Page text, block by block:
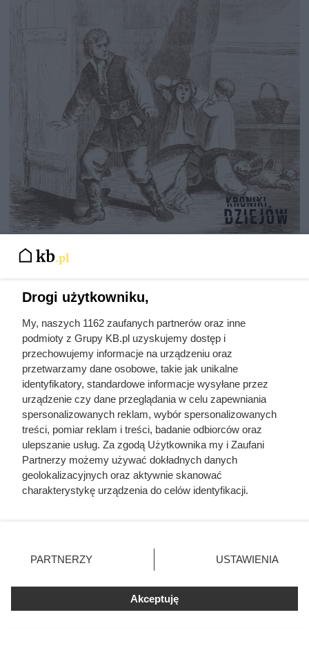
Nie harówka była najgorsza.
Prawdziwy koszmar chłopek
zaczynał się po zamknięciu drzwi
domu
Ten gatunek drewna daje
najwięcej ciepła, a Polacy rzadko
go kupują. Prawdziwy król
kaloryczności
Drogi użytkowniku,
My, naszych 1162 zaufanych partnerów oraz inne
podmioty z Grupy KB.pl uzyskujemy dostęp i
przechowujemy informacje na urządzeniu oraz
przetwarzamy dane osobowe, takie jak unikalne
identyfikatory, standardowe informacje wysyłane przez
urządzenie czy dane przeglądania w celu zapewniania
spersonalizowanych reklam, wybór spersonalizowanych
treści, pomiar reklam i treści, badanie odbiorców oraz
ulepszanie usług. Za zgodą Użytkownika my i Zaufani
Partnerzy możemy używać dokładnych danych
geolokalizacyjnych oraz aktywnie skanować
charakterystykę urządzenia do celów identyfikacji.
zmienić/wycofać klikając przycisk ustawień prywatności
znajdujący się w lewym dolnym rogu strony. Niektóre
użytkownika, ale masz prawo sprzeciwić się takiemu
przetwarzaniu. Preferencje będą miały zastosowania tylko
PARTNERZY USTAWIENIA
Akceptuję